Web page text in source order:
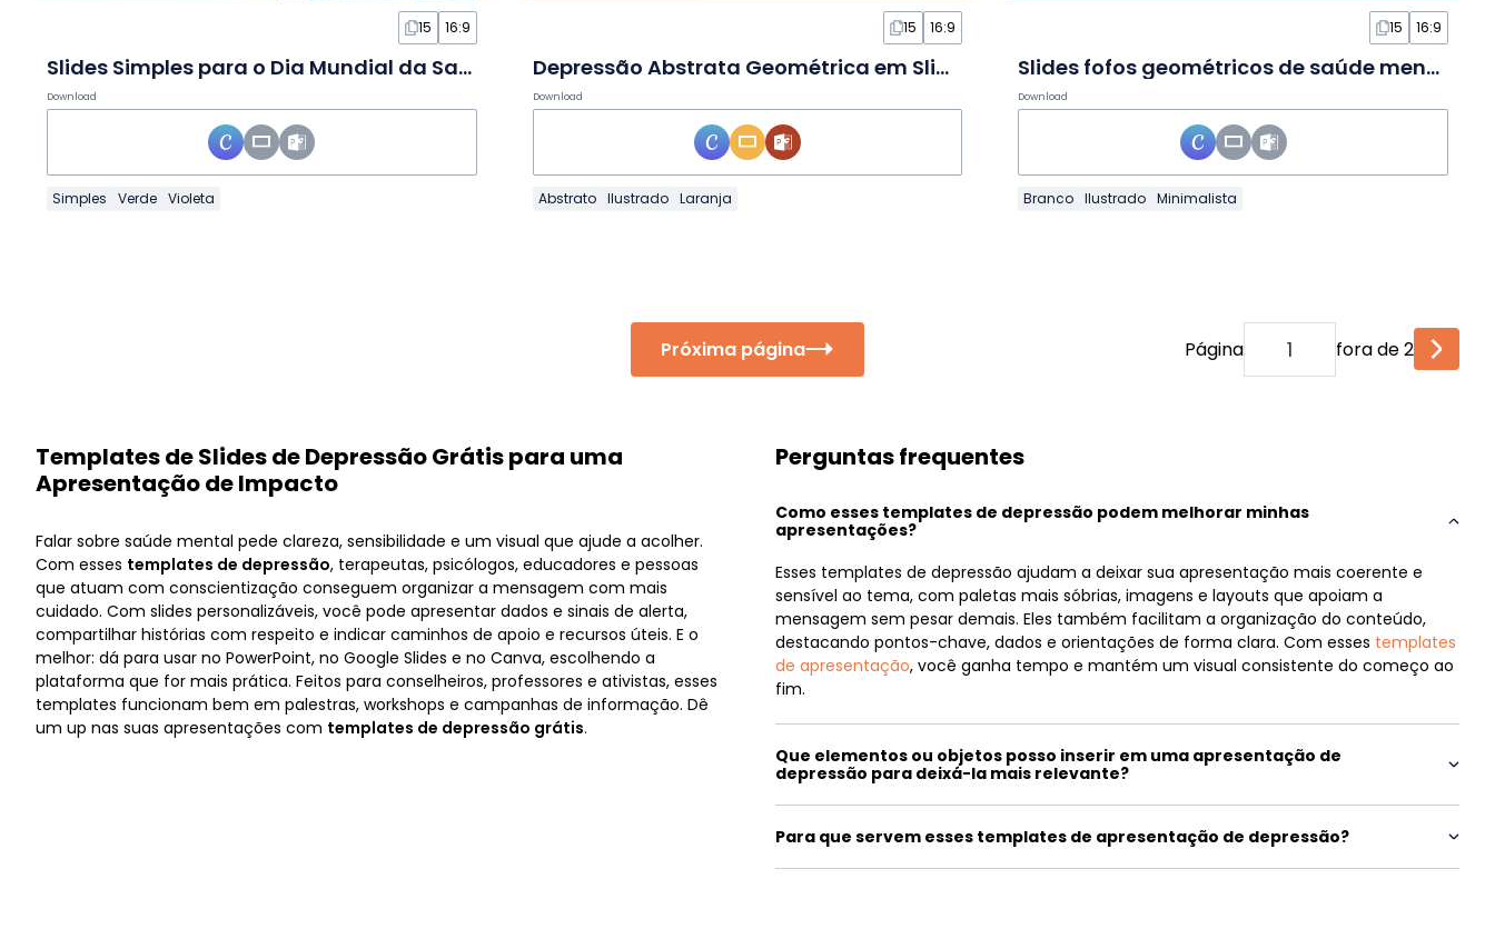
15 16:9
Slides Simples para o Dia Mundial da Saúde Mental
Download
Simples Verde Violeta
15 16:9
Depressão Abstrata Geométrica em Slides
Download
Abstrato Ilustrado Laranja
15 16:9
Slides fofos geométricos de saúde mental
Download
Branco Ilustrado Minimalista
Próxima página Página fora de 2
Templates de Slides de Depressão Grátis para uma
Apresentação de Impacto
Falar sobre saúde mental pede clareza, sensibilidade e um visual que ajude a acolher.
Com esses templates de depressão, terapeutas, psicólogos, educadores e pessoas
que atuam com conscientização conseguem organizar a mensagem com mais
cuidado. Com slides personalizáveis, você pode apresentar dados e sinais de alerta,
compartilhar histórias com respeito e indicar caminhos de apoio e recursos úteis. E o
melhor: dá para usar no PowerPoint, no Google Slides e no Canva, escolhendo a
plataforma que for mais prática. Feitos para conselheiros, professores e ativistas, esses
templates funcionam bem em palestras, workshops e campanhas de informação. Dê
um up nas suas apresentações com templates de depressão grátis.
Perguntas frequentes
Como esses templates de depressão podem melhorar minhas
apresentações?
Esses templates de depressão ajudam a deixar sua apresentação mais coerente e
sensível ao tema, com paletas mais sóbrias, imagens e layouts que apoiam a
mensagem sem pesar demais. Eles também facilitam a organização do conteúdo,
destacando pontos-chave, dados e orientações de forma clara. Com esses templates
de apresentação, você ganha tempo e mantém um visual consistente do começo ao
fim.
Que elementos ou objetos posso inserir em uma apresentação de
depressão para deixá-la mais relevante?
Para que servem esses templates de apresentação de depressão?